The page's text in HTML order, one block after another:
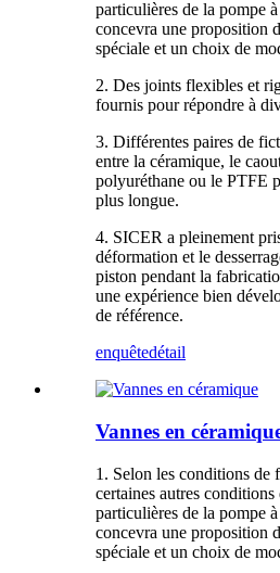
particulières de la pompe
concevra une proposition
spéciale et un choix de
2. Des joints flexibles et
fournis pour répondre à
3. Différentes paires de
entre la céramique, le
polyuréthane ou le PTFE
plus longue.
4. SICER a pleinement
déformation et le
piston pendant la
une expérience bien
de référence.
enquêtedétail
Vannes en
1. Selon les conditions de
certaines autres
particulières de la pompe
concevra une proposition
spéciale et un choix de